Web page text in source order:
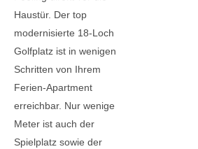
Haustür. Der top
modernisierte 18-Loch
Golfplatz ist in wenigen
Schritten von Ihrem
Ferien-Apartment
erreichbar. Nur wenige
Meter ist auch der
Spielplatz sowie der